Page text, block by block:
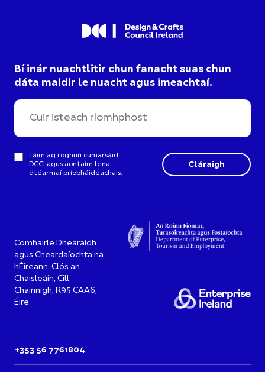
Bí inár nuachtlitir chun fanacht suas chun
dáta maidir le nuacht agus imeachtaí.
Táim ag roghnú cumarsáid
DCCI agus aontaím lena
dtéarmaí príobháideachais.
Comhairle Dhearaidh
agus Cheardaíochta na
hÉireann, Clós an
Chaisleáin, Cill
Chainnigh, R95 CAA6,
Éire.
+353 56 7761804